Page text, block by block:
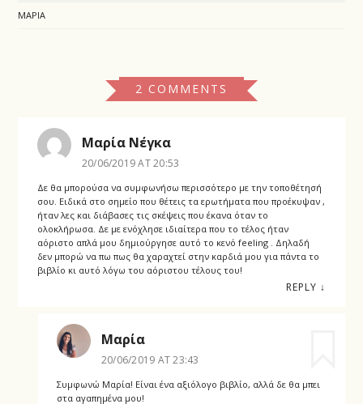
ΜΑΡΊΑ
2 COMMENTS
Μαρία Νέγκα
20/06/2019 AT 20:53
Δε θα μπορούσα να συμφωνήσω περισσότερο με την τοποθέτησή
σου. Ειδικά στο σημείο που θέτεις τα ερωτήματα που προέκυψαν ,
ήταν λες και διάβασες τις σκέψεις που έκανα όταν το
ολοκλήρωσα. Δε με ενόχλησε ιδιαίτερα που το τέλος ήταν
αόριστο απλά μου δημιούργησε αυτό το κενό feeling . Δηλαδή
δεν μπορώ να πω πως θα χαραχτεί στην καρδιά μου για πάντα το
βιβλίο κι αυτό λόγω του αόριστου τέλους του!
REPLY ↓
Μαρία
20/06/2019 AT 23:43
Συμφωνώ Μαρία! Είναι ένα αξιόλογο βιβλίο, αλλά δε θα μπει
στα αγαπημένα μου!